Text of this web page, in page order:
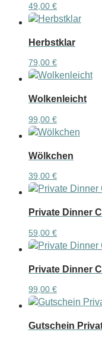
49,00 €
Herbstklar
79,00 €
Wolkenleicht
99,00 €
Wölkchen
39,00 €
Private Dinner
59,00 €
Private Dinner
99,00 €
Gutschein